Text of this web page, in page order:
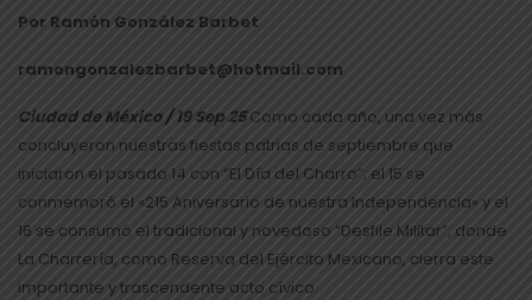
Por Ramón González Barbet
ramongonzalezbarbet@hotmail.com
Ciudad de México / 19 Sep 25Como cada año, una vez más
concluyeron nuestras fiestas patrias de septiembre que
iniciaron el pasado 14 con “El Día del Charro”; el 15 se
conmemoró el «215 Aniversario de nuestra Independencia» y el
16 se consumó el tradicional y novedoso “Desfile Militar”, donde
La Charrería, como Reserva del Ejército Mexicano, cierra este
importante y trascendente acto cívico.